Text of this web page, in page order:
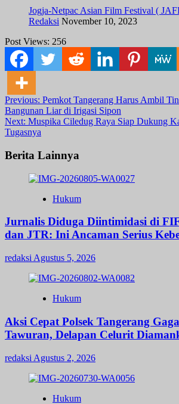
Jogja-Netpac Asian Film Festival (
Redaksi November 10, 2023
Post Views: 256
Post
navigation
Previous: Pemkot Tangerang Harus Ambil
Bangunan Liar di Irigasi Sipon
Next: Muspika Ciledug Raya Siap Dukung
Tugasnya
Berita Lainnya
Hukum
Jurnalis Diduga Diintimidasi di
dan JTR: Ini Ancaman Serius
redaksi Agustus 5, 2026
Hukum
Aksi Cepat Polsek Tangerang
Tawuran, Delapan Celurit
redaksi Agustus 2, 2026
Hukum